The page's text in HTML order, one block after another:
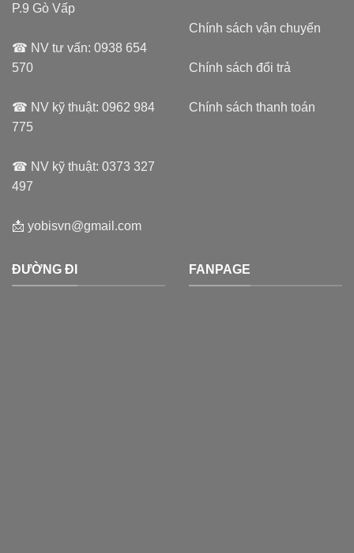
P.9 Gò Vấp
☎ NV tư vấn: 0938 654
570
☎ NV kỹ thuật: 0962 984
775
☎ NV kỹ thuật: 0373 327
497
📩 yobisvn@gmail.com
Chính sách vận chuyển
Chính sách đổi trả
Chính sách thanh toán
ĐƯỜNG ĐI FANPAGE